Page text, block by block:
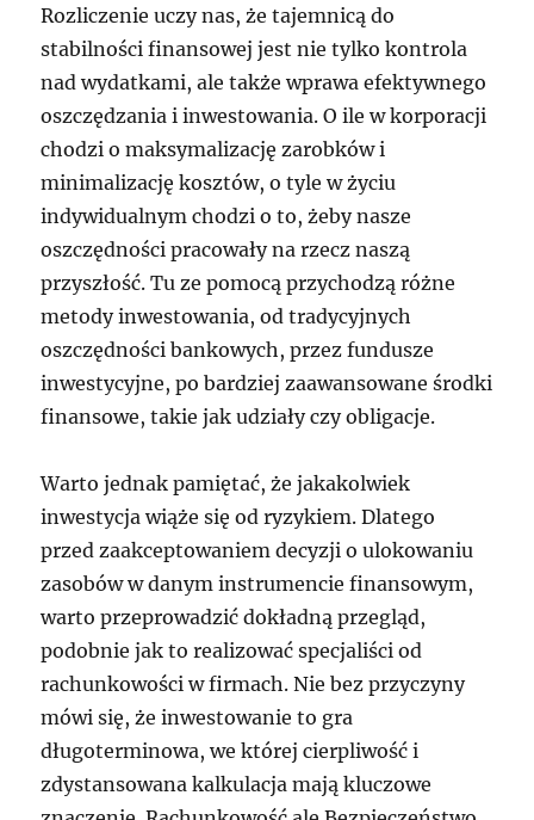
Rozliczenie uczy nas, że tajemnicą do
stabilności finansowej jest nie tylko kontrola
nad wydatkami, ale także wprawa efektywnego
oszczędzania i inwestowania. O ile w korporacji
chodzi o maksymalizację zarobków i
minimalizację kosztów, o tyle w życiu
indywidualnym chodzi o to, żeby nasze
oszczędności pracowały na rzecz naszą
przyszłość. Tu ze pomocą przychodzą różne
metody inwestowania, od tradycyjnych
oszczędności bankowych, przez fundusze
inwestycyjne, po bardziej zaawansowane środki
finansowe, takie jak udziały czy obligacje.
Warto jednak pamiętać, że jakakolwiek
inwestycja wiąże się od ryzykiem. Dlatego
przed zaakceptowaniem decyzji o ulokowaniu
zasobów w danym instrumencie finansowym,
warto przeprowadzić dokładną przegląd,
podobnie jak to realizować specjaliści od
rachunkowości w firmach. Nie bez przyczyny
mówi się, że inwestowanie to gra
długoterminowa, we której cierpliwość i
zdystansowana kalkulacja mają kluczowe